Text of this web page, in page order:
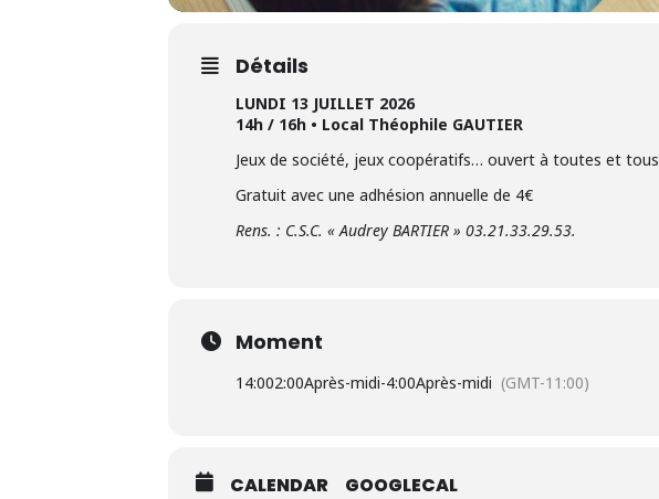
Détails
LUNDI 13 JUILLET 2026
14h / 16h • Local Théophile GAUTIER
Jeux de société, jeux coopératifs… ouvert à toutes et tous
Gratuit avec une adhésion annuelle de 4€
Rens. : C.S.C. « Audrey BARTIER » 03.21.33.29.53.
Moment
14:002:00Après-midi-4:00Après-midi (GMT-11:00)
CALENDAR GOOGLECAL